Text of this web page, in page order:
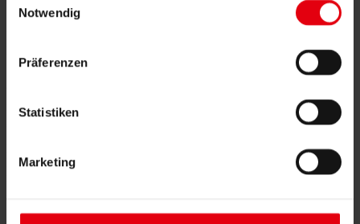
Notwendig
Präferenzen
Statistiken
Marketing
1000/1000 Punkten.
In weniger als einem Jahr ist es gelungen dank hervorragender
neuen Kindergartens des
Institute of Science and Technology
Austria(ISTA) fertigzustellen.
vereint
Komfort, Modernität und Nachhaltigkeit. Das Gebäude erzeugt
mehr Energie als es verbraucht. Das ist mithilfe einer Photovoltaik-